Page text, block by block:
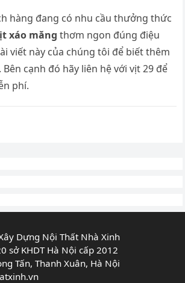
hàng đang có nhu cầu thưởng thức
xáo măng thơm ngon đúng điệu
viết này của chúng tôi để biết thêm
cạnh đó hãy liên hệ với vịt 29 để
phí.
Dựng Nội Thất Nhà Xinh
sở KHDT Hà Nội cấp 2012
Tấn, Thanh Xuân, Hà Nội